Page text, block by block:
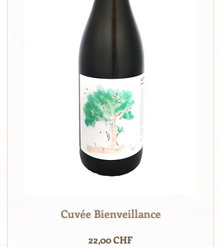
Cuvée Bienveillance
Prix
22,00 CHF